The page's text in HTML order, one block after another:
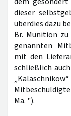
dieser
überdies dazu
Br. Munition
genannten
mit den
schließlich
Ma. ").